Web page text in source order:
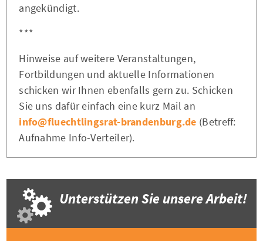
angekündigt.
***
Hinweise auf weitere Veranstaltungen,
Fortbildungen und aktuelle Informationen
schicken wir Ihnen ebenfalls gern zu. Schicken
Sie uns dafür einfach eine kurz Mail an
info@fluechtlingsrat-brandenburg.de (Betreff:
Aufnahme Info-Verteiler).
Unterstützen Sie unsere Arbeit!